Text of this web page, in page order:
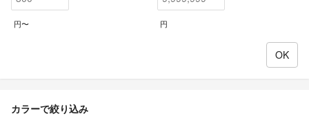
円〜 円
カラーで絞り込み